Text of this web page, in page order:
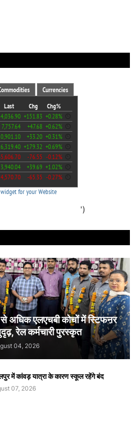
')
अधिक एलएचबी कोचों में स्टिफऩर
रेल कर्मचारी पुरस्कृत
04, 2026
में कांवड़ यात्रा के कारण स्कूल रहेंगे बंद
07, 2026